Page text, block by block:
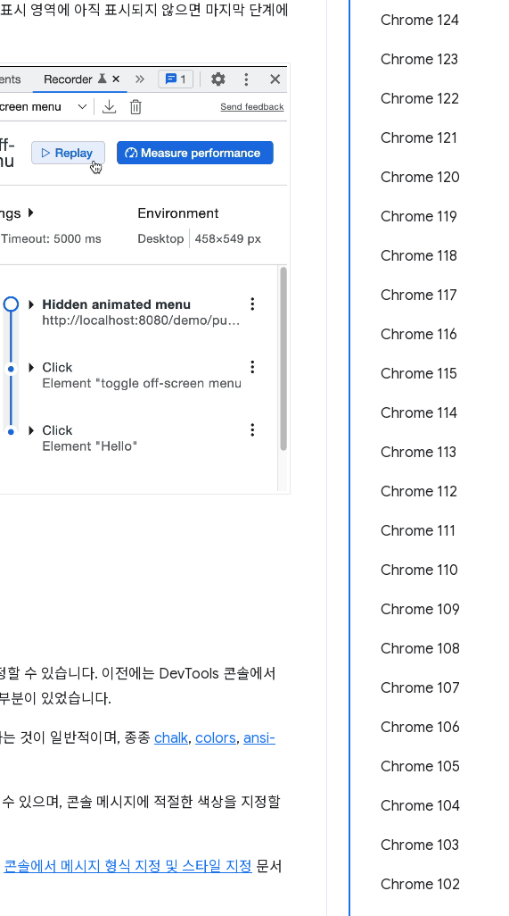
Chrome 124
Chrome 123
Chrome 122
Chrome 121
Chrome 120
Chrome 119
Chrome 118
Chrome 117
Chrome 116
Chrome 115
Chrome 114
Chrome 113
Chrome 112
Chrome 111
Chrome 110
Chrome 109
Chrome 108
Chrome 107
Chrome 106
Chrome 105
Chrome 104
Chrome 103
Chrome 102
시 영역에 아직 표시되지 않으면 마지막 단계에
수 있습니다. 이전에는 DevTools 콘솔에서
분이 있었습니다.
것이 일반적이며, 종종 chalk, colors, ansi-
있으며, 콘솔 메시지에 적절한 색상을 지정할
콘솔에서 메시지 형식 지정 및 스타일 지정 문서